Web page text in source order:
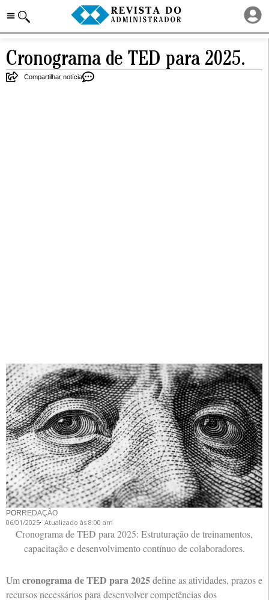
Cronograma de TED para 2025.
Compartilhar notícia
POR REDAÇÃO
06/01/2025 Atualizado às 8:00 am
Cronograma de TED para 2025: Estruturação de treinamentos,
capacitação e desenvolvimento contínuo de colaboradores.
Umcronograma de TED para 2025define as atividades, prazos e
recursos necessários para desenvolver competências dos